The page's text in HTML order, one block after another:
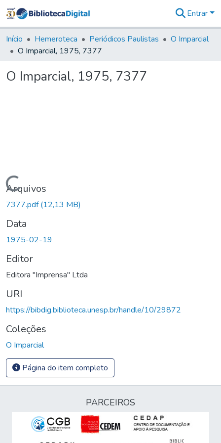
&
Coleções
Tudo na
Digital
Entrar
Início Hemeroteca Periódicos Paulistas
O Imparcial
O Imparcial, 1975, 7377
O Imparcial, 1975, 7377
Carregando...
Arquivos
7377.pdf(12,13 MB)
Data
1975-02-19
Editor
Editora "Imprensa" Ltda
URI
https://bibdig.biblioteca.unesp.br/handle/10/29872
Coleções
O Imparcial
Página do item completo
PARCEIROS